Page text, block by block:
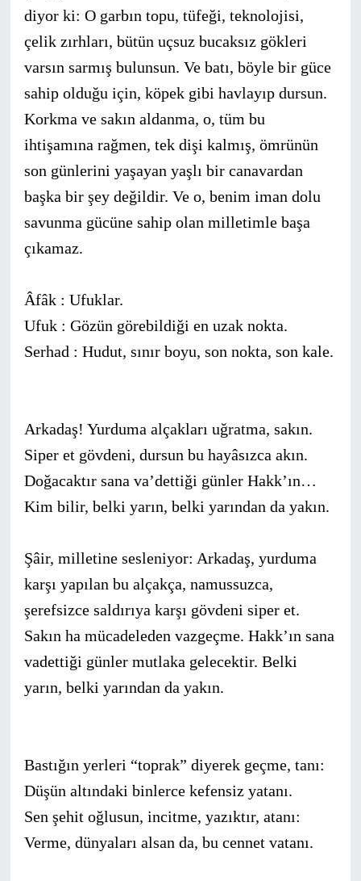
diyor ki: O garbın topu, tüfeği, teknolojisi,
çelik zırhları, bütün uçsuz bucak­sız gökleri
varsın sarmış bulunsun. Ve batı, böyle bir güce
sahip olduğu için, köpek gibi havlayıp dursun.
Korkma ve sakın al­danma, o, tüm bu
ihtişamına rağmen, tek dişi kalmış, ömrünün
son günlerini yaşayan yaşlı bir canavardan
başka bir şey değildir. Ve o, benim iman dolu
savunma gücüne sahip olan milletimle başa
çıkamaz.
Âfâk : Ufuklar.
Ufuk : Gözün görebildiği en uzak nokta.
Serhad : Hudut, sınır boyu, son nokta, son kale.
Arkadaş! Yurduma alçakları uğratma, sakın.
Siper et gövdeni, dursun bu hayâsızca akın.
Doğacaktır sana va’dettiği günler Hakk’ın…
Kim bilir, belki yarın, belki yarından da yakın.
Şâir, milletine sesleniyor: Arkadaş, yurduma
karşı yapılan bu alçakça, namussuzca,
şerefsizce saldırıya karşı gövdeni siper et.
Sakın ha mücadeleden vazgeçme. Hakk’ın sana
vadettiği gün­ler mutlaka gelecektir. Belki
yarın, belki yarından da yakın.
Bastığın yerleri “toprak” diyerek geçme, tanı:
Düşün altındaki binlerce kefensiz yatanı.
Sen şehit oğlusun, incitme, yazıktır, atanı:
Verme, dünyaları alsan da, bu cennet vatanı.